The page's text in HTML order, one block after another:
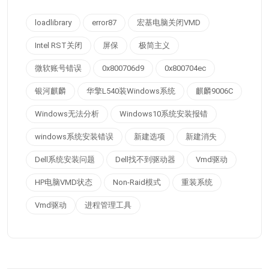
loadlibrary error87 宏基电脑关闭VMD
Intel RST关闭 屏保 极简主义
微软账号错误 0x800706d9 0x800704ec
银河麒麟 华擎L540装Windows系统 麒麟9006C
Windows无法分析 Windows10系统安装报错
windows系统安装错误 新建选项 新建消失
Dell系统安装问题 Dell找不到驱动器 Vmd驱动
HP电脑VMD状态 Non-Raid模式 重装系统
Vmd驱动 进程管理工具